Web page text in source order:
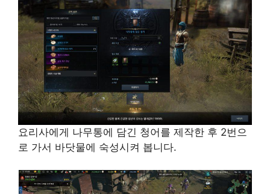
요리사에게 나무통에 담긴 청어를 제작한 후 2번으
로 가서 바닷물에 숙성시켜 봅니다.